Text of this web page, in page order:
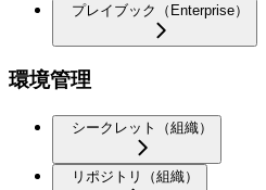
プレイブック（Enterprise）
環境管理
シークレット（組織）
リポジトリ（組織）